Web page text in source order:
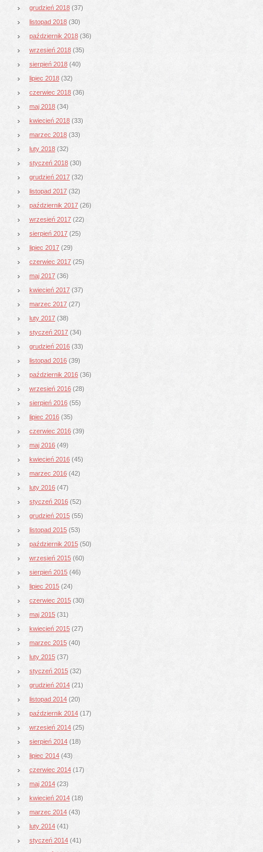
grudzień 2018 (37)
listopad 2018 (30)
październik 2018 (36)
wrzesień 2018 (35)
sierpień 2018 (40)
lipiec 2018 (32)
czerwiec 2018 (36)
maj 2018 (34)
kwiecień 2018 (33)
marzec 2018 (33)
luty 2018 (32)
styczeń 2018 (30)
grudzień 2017 (32)
listopad 2017 (32)
październik 2017 (26)
wrzesień 2017 (22)
sierpień 2017 (25)
lipiec 2017 (29)
czerwiec 2017 (25)
maj 2017 (36)
kwiecień 2017 (37)
marzec 2017 (27)
luty 2017 (38)
styczeń 2017 (34)
grudzień 2016 (33)
listopad 2016 (39)
październik 2016 (36)
wrzesień 2016 (28)
sierpień 2016 (55)
lipiec 2016 (35)
czerwiec 2016 (39)
maj 2016 (49)
kwiecień 2016 (45)
marzec 2016 (42)
luty 2016 (47)
styczeń 2016 (52)
grudzień 2015 (55)
listopad 2015 (53)
październik 2015 (50)
wrzesień 2015 (60)
sierpień 2015 (46)
lipiec 2015 (24)
czerwiec 2015 (30)
maj 2015 (31)
kwiecień 2015 (27)
marzec 2015 (40)
luty 2015 (37)
styczeń 2015 (32)
grudzień 2014 (21)
listopad 2014 (20)
październik 2014 (17)
wrzesień 2014 (25)
sierpień 2014 (18)
lipiec 2014 (43)
czerwiec 2014 (17)
maj 2014 (23)
kwiecień 2014 (18)
marzec 2014 (43)
luty 2014 (41)
styczeń 2014 (41)